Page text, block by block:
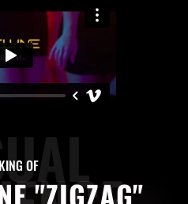
OF
"ZIGZAG"